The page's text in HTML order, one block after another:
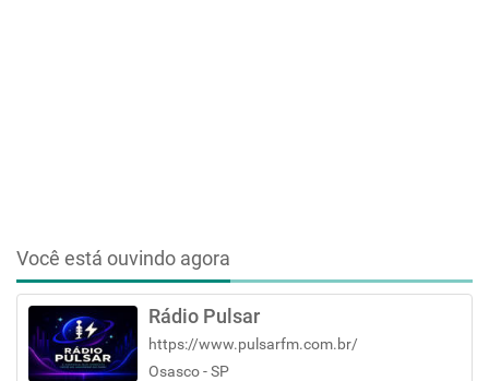
Você está ouvindo agora
Rádio Pulsar
https://www.pulsarfm.com.br/
Osasco - SP